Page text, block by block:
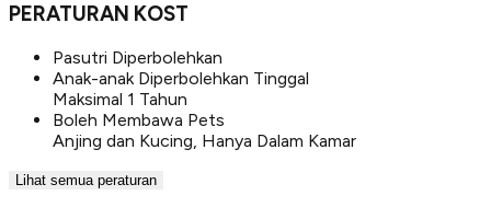
PERATURAN KOST
Pasutri Diperbolehkan
Anak-anak Diperbolehkan Tinggal
Maksimal 1 Tahun
Boleh Membawa Pets
Anjing dan Kucing, Hanya Dalam Kamar
Lihat semua peraturan